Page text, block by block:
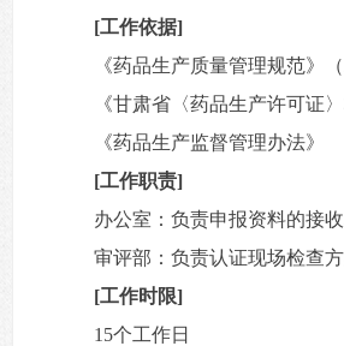
[工作依据]
《药品生产质量管理规范》（
《甘肃省〈药品生产许可证
《药品生产监督管理办法》
[工作职责]
办公室：负责申报资料的接
审评部：负责认证现场检查
[工作时限]
15个工作日